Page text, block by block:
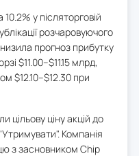
у післяторговій
розчаровуючого
прогноз прибутку
$11.00–$11.15 млрд,
$12.10–$12.30 при
цільову ціну акцій до
Компанія
з засновником Chip